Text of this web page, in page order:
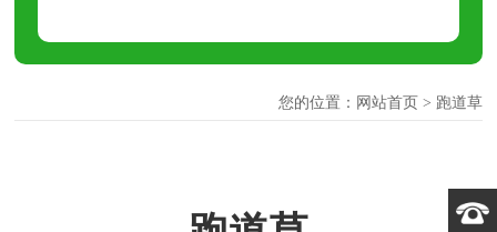
您的位置： 网站首页> 跑道草